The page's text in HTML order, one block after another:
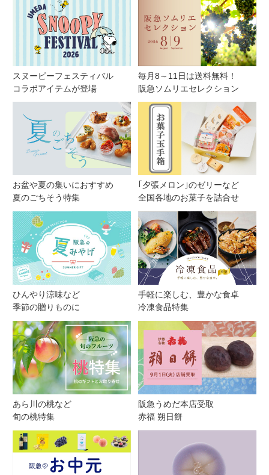
スヌーピーフェスティバル
コラボアイテムが登場
毎月8～11日は送料無料！
阪急ソムリエセレクション
お盆や夏の集いにおすすめ
夏のごちそう特集
｢夕張メロン｣のゼリーなど
全国各地のお菓子を詰合せ
ひんやり涼味など
季節の贈りものに
手軽に楽しむ、豊かな食卓
冷凍食品特集
あら川の桃など
旬の桃特集
阪急うめだ本店受取
赤福 朔日餅